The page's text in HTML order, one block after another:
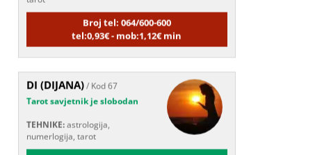
tel:0,93€ - mob:1,12€ min
/ Kod 67
Tarot savjetnik je slobodan
TEHNIKE:astrologija,
numerlogija, tarot
Broj tel: 064/600-600